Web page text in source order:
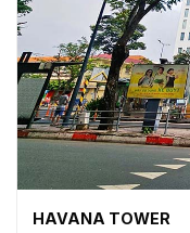
HAVANA TOWER